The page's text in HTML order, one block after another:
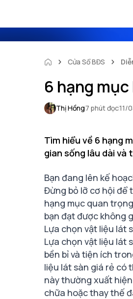
Cửa Sổ BĐS
6 hạng
Thị Hồng7 phút đọc11/
Tìm hiểu về 6 hạng
gian sống lâu dài và
Bạn đang lên kế
Đừng bỏ lỡ cơ hội để
hạng mục quan
bạn đạt được không
Lựa chọn vật liệu lát
Lựa chọn vật liệu lát
bền bỉ và tiện ích
liệu lát sàn giá rẻ có
này thường xuất
chữa hoặc thay thế